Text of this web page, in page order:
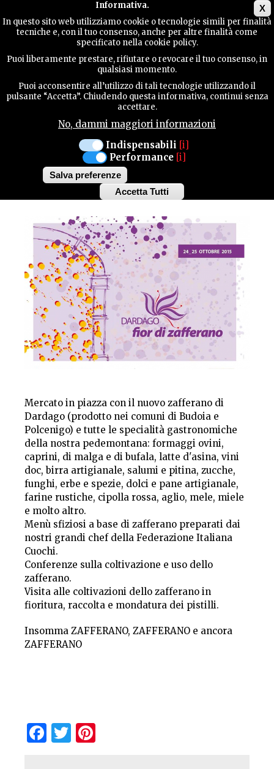
X
Informativa.
In questo sito web utilizziamo cookie o tecnologie simili per finalità
tecniche e, con il tuo consenso, anche per altre finalità come
specificato nella cookie policy.
Puoi liberamente prestare, rifiutare o revocare il tuo consenso, in
qualsiasi momento.
Puoi acconsentire all’utilizzo di tali tecnologie utilizzando il
pulsante “Accetta”. Chiudendo questa informativa, continui senza
accettare.
No, dammi maggiori informazioni
Indispensabili [i]
Performance [i]
Salva preferenze
Accetta Tutti
Withdraw
CONTATTI
MANIFESTAZIONI
BUDOIA
SABATO 24 E DOMENICA 25
OTTOBRE
1^ FESTA DELLO
ZAFFERANO
Mercato in piazza con il nuovo zafferano di
Dardago (prodotto nei comuni di Budoia e
Polcenigo) e tutte le specialità gastronomiche
della nostra pedemontana: formaggi ovini,
caprini, di malga e di bufala, latte d'asina, vini
doc, birra artigianale, salumi e pitina, zucche,
funghi, erbe e spezie, dolci e pane artigianale,
farine rustiche, cipolla rossa, aglio, mele, miele
e molto altro.
Menù sfiziosi a base di zafferano preparati dai
nostri grandi chef della Federazione Italiana
Cuochi.
Conferenze sulla coltivazione e uso dello
zafferano.
Visita alle coltivazioni dello zafferano in
fioritura, raccolta e mondatura dei pistilli.
Insomma ZAFFERANO, ZAFFERANO e ancora
ZAFFERANO
Facebook
Twitter